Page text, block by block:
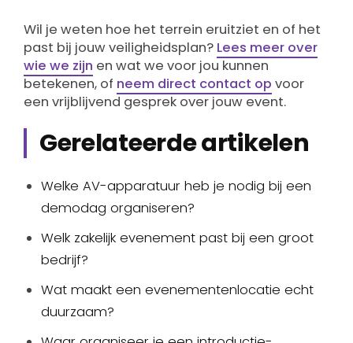
Wil je weten hoe het terrein eruitziet en of het
past bij jouw veiligheidsplan? Lees meer over
wie we zijn en wat we voor jou kunnen
betekenen, of neem direct contact op voor
een vrijblijvend gesprek over jouw event.
Gerelateerde artikelen
Welke AV-apparatuur heb je nodig bij een
demodag organiseren?
Welk zakelijk evenement past bij een groot
bedrijf?
Wat maakt een evenementenlocatie echt
duurzaam?